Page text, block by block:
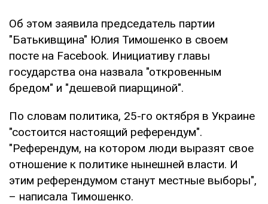
Об этом заявила председатель партии
"Батькивщина" Юлия Тимошенко в своем
посте на Facebook. Инициативу главы
государства она назвала "откровенным
бредом" и "дешевой пиарщиной".
По словам политика, 25-го октября в Украине
"состоится настоящий референдум".
"Референдум, на котором люди выразят свое
отношение к политике нынешней власти. И
этим референдумом станут местные выборы",
– написала Тимошенко.